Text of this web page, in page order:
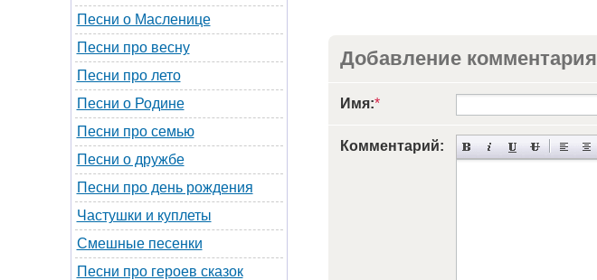
Песни о Масленице
Песни про весну
Песни про лето
Песни о Родине
Песни про семью
Песни о дружбе
Песни про день рождения
Частушки и куплеты
Смешные песенки
Песни про героев сказок
Добавление комментария
Имя:*
Комментарий: